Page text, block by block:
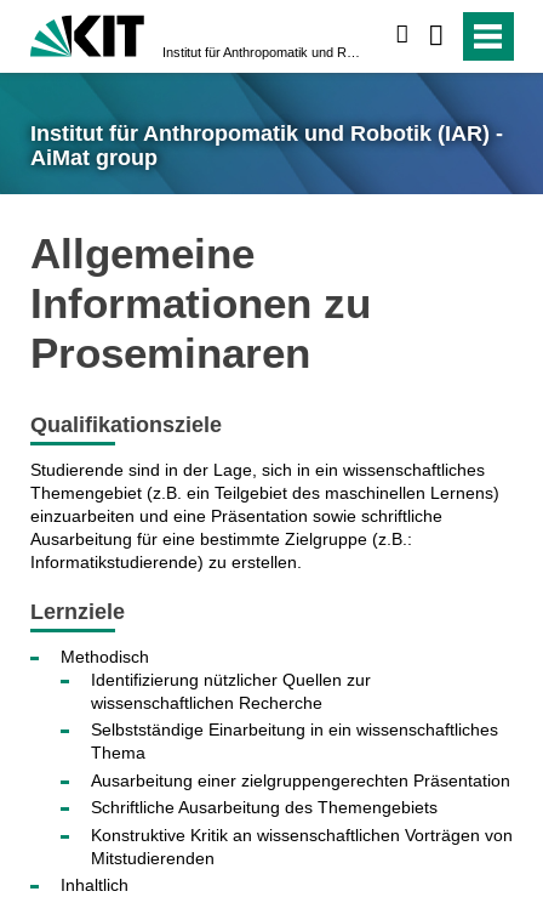
Institut für Anthropomatik und Robotik (IAR) -
AiMat group
Allgemeine
Informationen zu
Proseminaren
Qualifikationsziele
Studierende sind in der Lage, sich in ein wissenschaftliches
Themengebiet (z.B. ein Teilgebiet des maschinellen Lernens)
einzuarbeiten und eine Präsentation sowie schriftliche
Ausarbeitung für eine bestimmte Zielgruppe (z.B.:
Informatikstudierende) zu erstellen.
Lernziele
Methodisch
Identifizierung nützlicher Quellen zur
wissenschaftlichen Recherche
Selbstständige Einarbeitung in ein wissenschaftliches
Thema
Ausarbeitung einer zielgruppengerechten Präsentation
Schriftliche Ausarbeitung des Themengebiets
Konstruktive Kritik an wissenschaftlichen Vorträgen von
Mitstudierenden
Inhaltlich